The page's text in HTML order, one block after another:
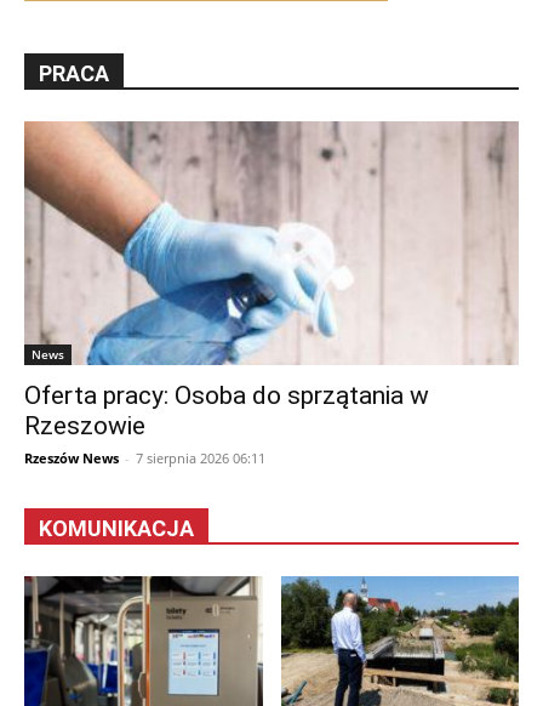
PRACA
News
Oferta pracy: Osoba do sprzątania w
Rzeszowie
Rzeszów News - 7 sierpnia 2026 06:11
KOMUNIKACJA